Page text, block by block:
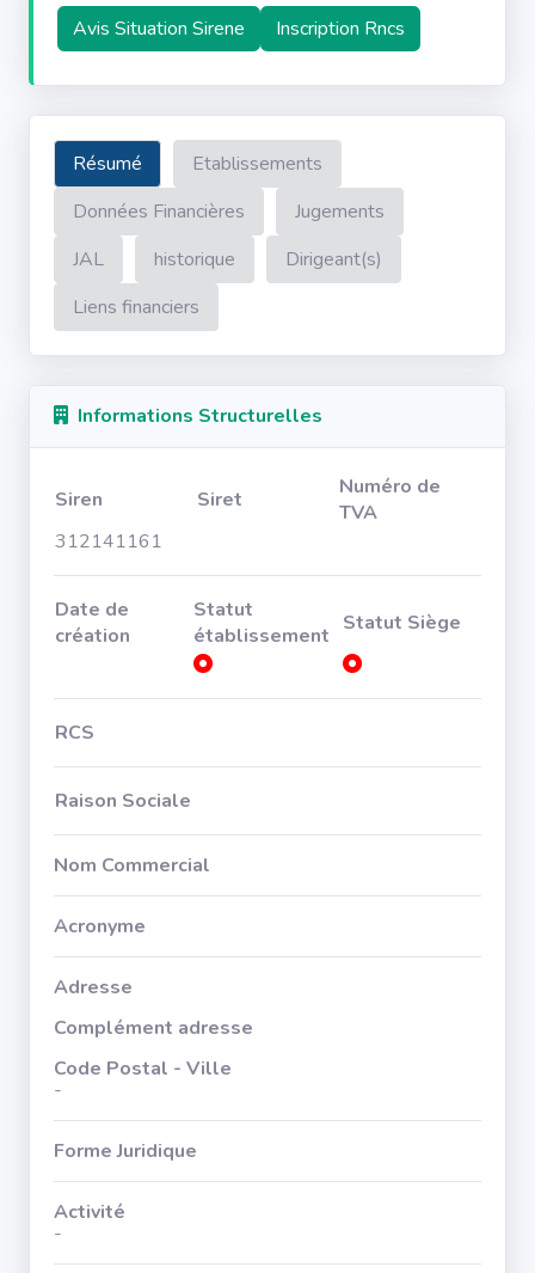
Avis Situation Sirene Inscription Rncs
Résumé
Etablissements
Données Financières
Jugements
JAL
historique
Dirigeant(s)
Liens financiers
Informations Structurelles
Siren Siret
Numéro de
TVA
312141161
Date de
création
Statut
établissement Statut Siège
RCS
Raison Sociale
Nom Commercial
Acronyme
Adresse
Complément adresse
Code Postal - Ville
-
Forme Juridique
Activité
-